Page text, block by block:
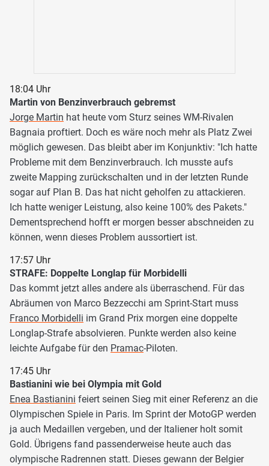
18:04 Uhr
Martin von Benzinverbrauch gebremst
Jorge Martin hat heute vom Sturz seines WM-Rivalen
Bagnaia proftiert. Doch es wäre noch mehr als Platz Zwei
möglich gewesen. Das bleibt aber im Konjunktiv: "Ich hatte
Probleme mit dem Benzinverbrauch. Ich musste aufs
zweite Mapping zurückschalten und in der letzten Runde
sogar auf Plan B. Das hat nicht geholfen zu attackieren.
Ich hatte weniger Leistung, also keine 100% des Pakets."
Dementsprechend hofft er morgen besser abschneiden zu
können, wenn dieses Problem aussortiert ist.
17:57 Uhr
STRAFE: Doppelte Longlap für Morbidelli
Das kommt jetzt alles andere als überraschend. Für das
Abräumen von Marco Bezzecchi am Sprint-Start muss
Franco Morbidelli im Grand Prix morgen eine doppelte
Longlap-Strafe absolvieren. Punkte werden also keine
leichte Aufgabe für den Pramac-Piloten.
17:45 Uhr
Bastianini wie bei Olympia mit Gold
Enea Bastianini feiert seinen Sieg mit einer Referenz an die
Olympischen Spiele in Paris. Im Sprint der MotoGP werden
ja auch Medaillen vergeben, und der Italiener holt somit
Gold. Übrigens fand passenderweise heute auch das
olympische Radrennen statt. Dieses gewann der Belgier